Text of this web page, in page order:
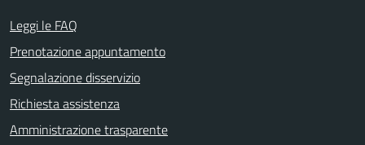
Leggi le FAQ
Prenotazione appuntamento
Segnalazione disservizio
Richiesta assistenza
Amministrazione trasparente